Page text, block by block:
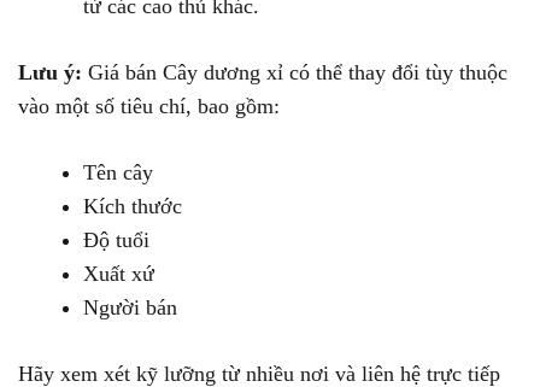
từ các cao thủ khác.
Lưu ý: Giá bán Cây dương xỉ có thể thay đổi tùy thuộc
vào một số tiêu chí, bao gồm:
Tên cây
Kích thước
Độ tuổi
Xuất xứ
Người bán
Hãy xem xét kỹ lưỡng từ nhiều nơi và liên hệ trực tiếp